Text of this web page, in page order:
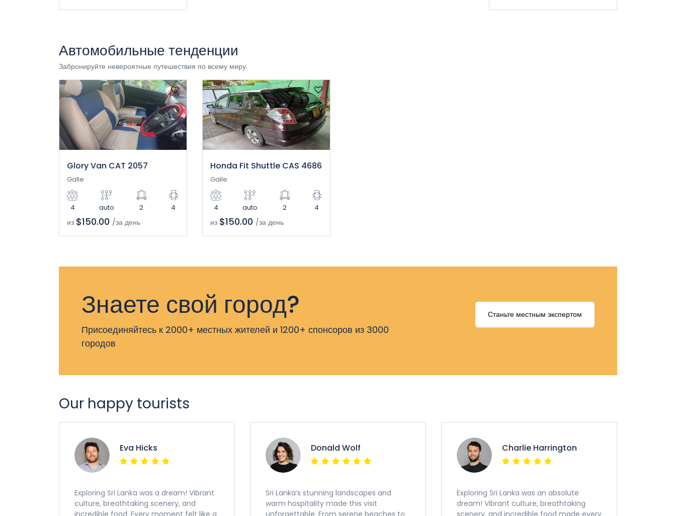
Автомобильные тенденции
Забронируйте невероятные путешествия по всему миру.
Glory Van CAT 2057
Galle
4 auto 2 4
из $150.00 /за день
Honda Fit Shuttle CAS 4686
Galle
4 auto 2 4
из $150.00 /за день
Знаете свой город?
Присоединяйтесь к 2000+ местных жителей и 1200+ спонсоров из 3000
городов
Станьте местным экспертом
Our happy tourists
Eva Hicks
Exploring Sri Lanka was a dream! Vibrant
culture, breathtaking scenery, and
Donald Wolf
Sri Lanka’s stunning landscapes and
warm hospitality made this visit
Charlie Harrington
Exploring Sri Lanka was an absolute
dream! Vibrant culture, breathtaking